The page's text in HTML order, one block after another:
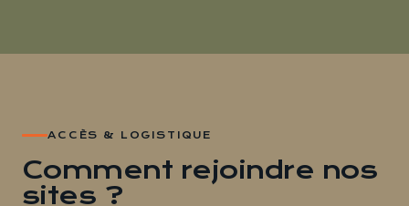
ACCÈS & LOGISTIQUE
Comment rejoindre nos
sites ?